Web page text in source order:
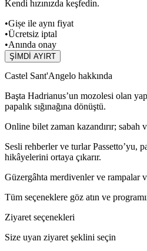
Kendi hızınızda keşfedin.
•Gișe ile aynı fiyat
•Ücretsiz iptal
•Anında onay
ŞİMDİ AYIRT
Castel Sant'Angelo hakkında
Başta Hadrianus’un mozolesi olan
papalık sığınağına dönüştü.
Online bilet zaman kazandırır; sabah
Sesli rehberler ve turlar Passetto’yu,
hikâyelerini ortaya çıkarır.
Güzergâhta merdivenler ve rampalar
Tüm seçeneklere göz atın ve
Ziyaret seçenekleri
Size uyan ziyaret şeklini seçin